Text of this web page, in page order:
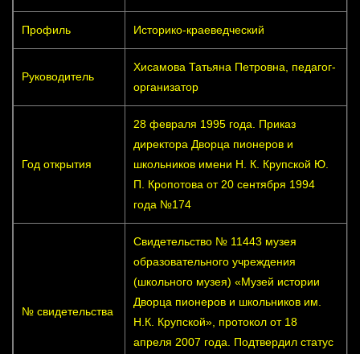
Профиль Историко-краеведческий
Руководитель
Хисамова Татьяна Петровна, педагог-
организатор
Год открытия
28 февраля 1995 года. Приказ
директора Дворца пионеров и
школьников имени Н. К. Крупской Ю.
П. Кропотова от 20 сентября 1994
года №174
№ свидетельства
Свидетельство № 11443 музея
образовательного учреждения
(школьного музея) «Музей истории
Дворца пионеров и школьников им.
Н.К. Крупской», протокол от 18
апреля 2007 года. Подтвердил статус